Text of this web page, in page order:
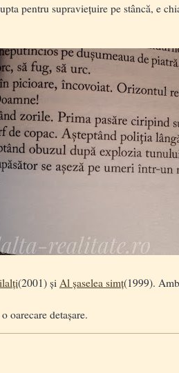
pentru supraviețuire pe stâncă, e
(2001) și Al șaselea simț(1999).
oarecare detașare.